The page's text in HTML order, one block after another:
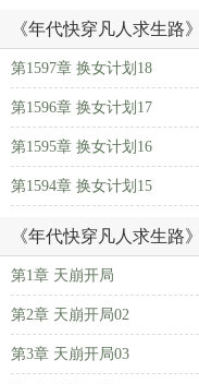
《年代快穿凡人求生路
第1597章 换女计划18
第1596章 换女计划17
第1595章 换女计划16
第1594章 换女计划15
《年代快穿凡人求生路
第1章 天崩开局
第2章 天崩开局02
第3章 天崩开局03